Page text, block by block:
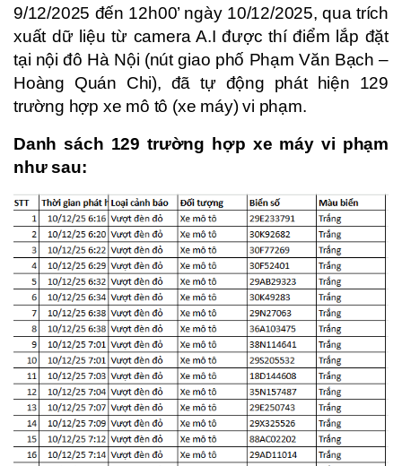
9/12/2025 đến 12h00’ ngày 10/12/2025, qua trích
xuất dữ liệu từ camera A.I được thí điểm lắp đặt
tại nội đô Hà Nội (nút giao phố Phạm Văn Bạch –
Hoàng Quán Chi), đã tự động phát hiện 129
trường hợp xe mô tô (xe máy) vi phạm.
Danh sách 129 trường hợp xe máy vi phạm
như sau: